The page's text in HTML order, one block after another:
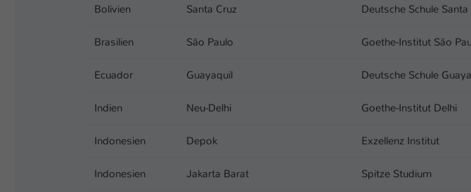
Bolivien Santa Cruz Deutsche Schule Santa
Brasilien São Paulo Goethe-Institut São
Ecuador Guayaquil Deutsche Schule
Indien Neu-Delhi Goethe-Institut Delhi
Indonesien Depok Exzellenz Institut
Indonesien Jakarta Barat Spitze Studium
Einstellungen.
Ihrer